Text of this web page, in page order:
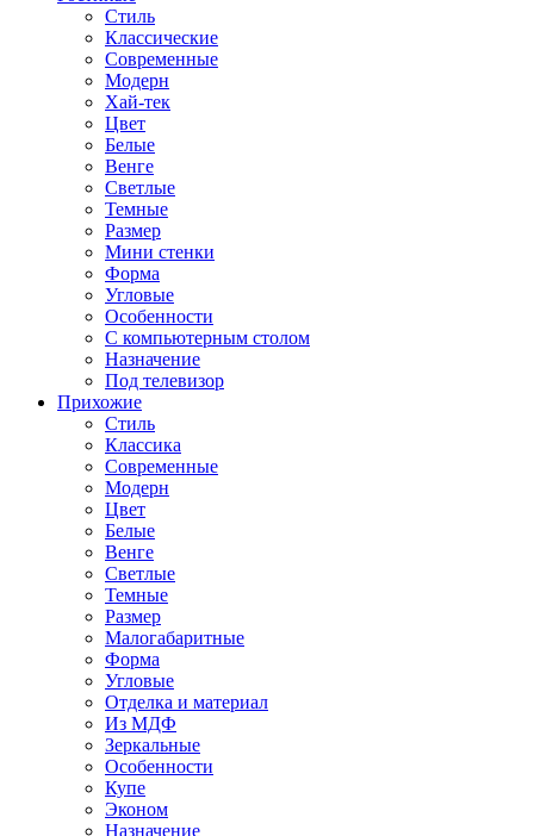
Стиль
Классические
Современные
Модерн
Хай-тек
Цвет
Белые
Венге
Светлые
Темные
Размер
Мини стенки
Форма
Угловые
Особенности
С компьютерным столом
Назначение
Под телевизор
Прихожие
Стиль
Классика
Современные
Модерн
Цвет
Белые
Венге
Светлые
Темные
Размер
Малогабаритные
Форма
Угловые
Отделка и материал
Из МДФ
Зеркальные
Особенности
Купе
Эконом
Назначение